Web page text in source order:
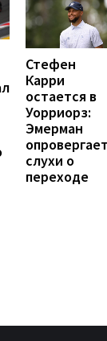
Стефен
Карри
остается в
Уорриорз:
Эмерман
слухи о
переходе